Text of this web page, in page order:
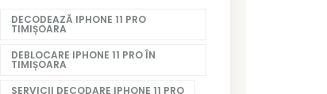
DECODEAZĂ IPHONE 11 PRO
TIMIȘOARA
DEBLOCARE IPHONE 11 PRO ÎN
TIMIȘOARA
SERVICII DECODARE IPHONE 11 PRO